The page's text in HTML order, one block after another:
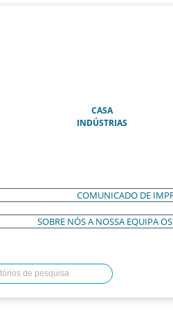
CASA(ATUAL)
INDÚSTRIAS
COMUNICADO DE
SOBRE NÓSA NOSSA EQUIPA